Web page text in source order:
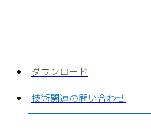
ダウンロード
技術関連の問い合わせ